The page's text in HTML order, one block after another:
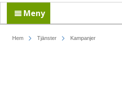
Meny
Hem Tjänster Kampanjer